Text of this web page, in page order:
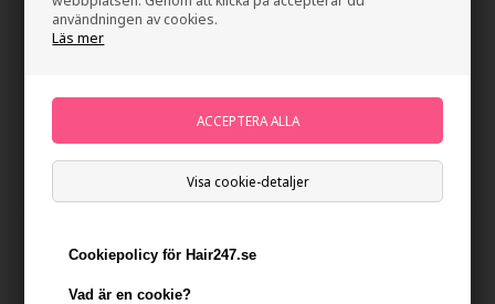
användningen av cookies.
Läs mer
Visa cookie-detaljer
Cookiepolicy för Hair247.se
Vad är en cookie?
Jorgobé Niacinamide
Bodylotion 300ml
Coola Refreshing Water Stick